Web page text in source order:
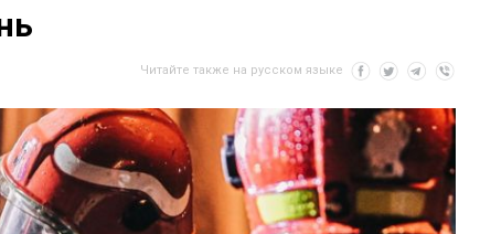
Читайте также на русском языке